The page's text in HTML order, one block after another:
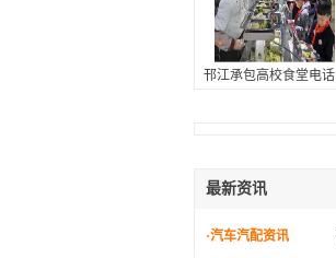
邗江承包高校食堂电话
最新资讯
·汽车汽配资讯